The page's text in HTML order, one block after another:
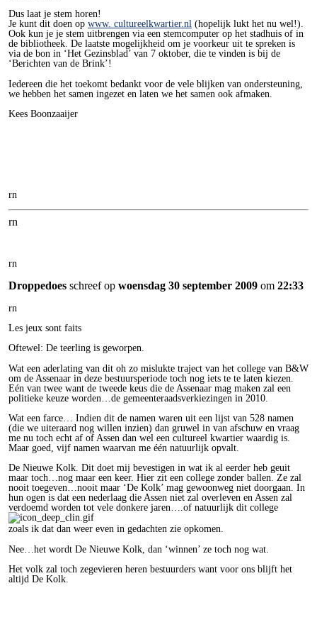
Dus laat je stem horen!
Je kunt dit doen op www. cultureelkwartier.nl (hopelijk lukt het nu wel!).
Ook kun je je stem uitbrengen via een stemcomputer op het stadhuis of in
de bibliotheek. De laatste mogelijkheid om je voorkeur uit te spreken is
via de bon in ‘Het Gezinsblad’ van 7 oktober, die te vinden is bij de
‘Berichten van de Brink’!
Iedereen die het toekomt bedankt voor de vele blijken van ondersteuning,
we hebben het samen ingezet en laten we het samen ook afmaken.
Kees Boonzaaijer
rn
rn
rn
Droppedoes schreef op woensdag 30 september 2009 om 22:33
rn
Les jeux sont faits
Oftewel: De teerling is geworpen.
Wat een aderlating van dit oh zo mislukte traject van het college van B&W
om de Assenaar in deze bestuursperiode toch nog iets te te laten kiezen.
Eén van twee want de tweede keus die de Assenaar mag maken zal een
politieke keuze worden…de gemeenteraadsverkiezingen in 2010.
Wat een farce… Indien dit de namen waren uit een lijst van 528 namen
(die we uiteraard nog willen inzien) dan gruwel in van afschuw en vraag
me nu toch echt af of Assen dan wel een cultureel kwartier waardig is.
Maar goed, vijf namen waarvan me één natuurlijk opvalt.
De Nieuwe Kolk. Dit doet mij bevestigen in wat ik al eerder heb geuit
maar toch…nog maar een keer. Hier zit een college zonder ballen. Ze zal
nooit toegeven…nooit maar ‘De Kolk’ mag gewoonweg niet doorgaan. In
hun ogen is dat een nederlaag die Assen niet zal overleven en Assen zal
verdoemd worden tot vele donkere jaren….of natuurlijk dit college
zoals ik dat dan weer even in gedachten zie opkomen.
Nee…het wordt De Nieuwe Kolk, dan ‘winnen’ ze toch nog wat.
Het volk zal toch zegevieren heren bestuurders want voor ons blijft het
altijd De Kolk.